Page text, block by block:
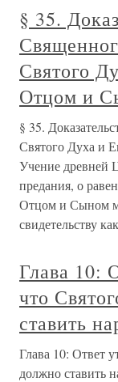
§ 35.
Святого
Отцом и
§ 35.
Святого Духа и
Учение древней
предания, о
Отцом и Сыном
свидетельству
Глава 10:
что
ставить
Глава 10: Ответ
должно ставить